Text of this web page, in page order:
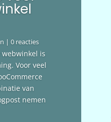
| 0 reacties
is
Voor veel
van
nemen